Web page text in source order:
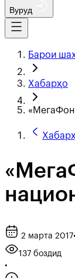
Вуруд
Барои
Хабарҳо
«МегаФон
2 марта 2017•
137 боздид
•